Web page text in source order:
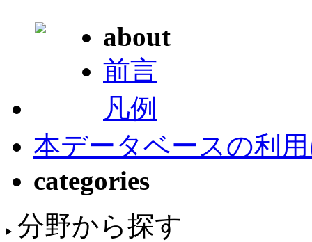
about
前言
凡例
本データベースの利
categories
分野から探す